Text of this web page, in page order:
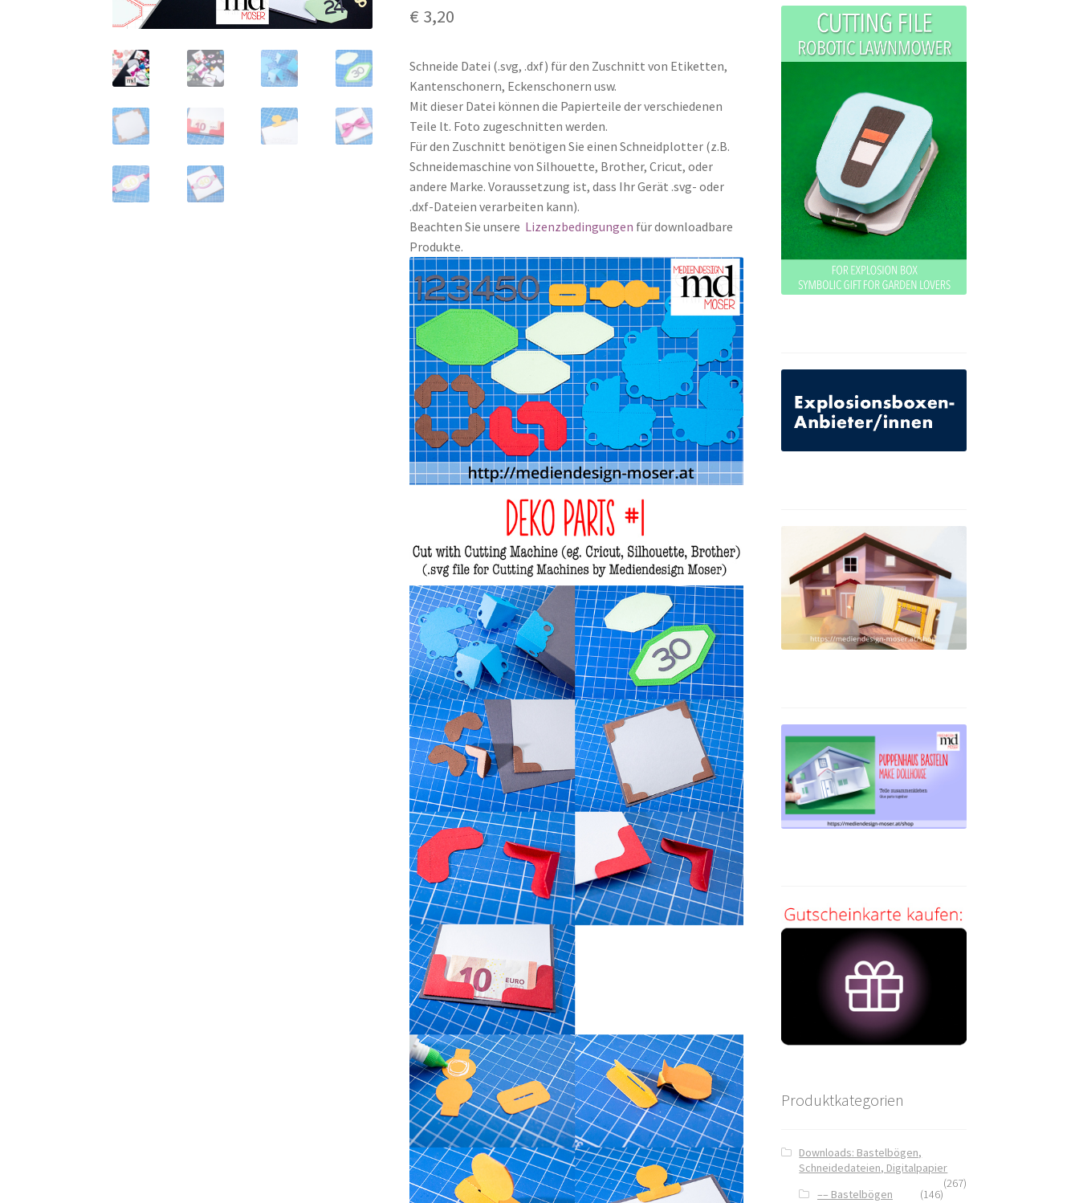
€ 3,20
Schneide Datei (.svg, .dxf) für den Zuschnitt von Etiketten,
Kantenschonern, Eckenschonern usw.
Mit dieser Datei können die Papierteile der verschiedenen
Teile lt. Foto zugeschnitten werden.
Für den Zuschnitt benötigen Sie einen Schneidplotter (z.B.
Schneidemaschine von Silhouette, Brother, Cricut, oder
andere Marke. Voraussetzung ist, dass Ihr Gerät .svg- oder
.dxf-Dateien verarbeiten kann).
Beachten Sie unsere Lizenzbedingungen für downloadbare
Produkte.
Produktkategorien
Downloads: Bastelbögen,
Schneidedateien, Digitalpapier
(267)
–– Bastelbögen
(146)